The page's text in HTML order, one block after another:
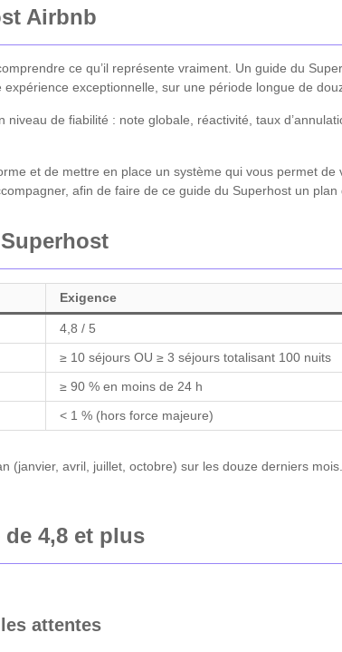
Airbnb
ce qu’il représente vraiment. Un guide du
exceptionnelle, sur une période longue de
de fiabilité : note globale, réactivité, taux
et de mettre en place un système qui vous permet
afin de faire de ce guide du Superhost un plan
Exigence
4,8 / 5
≥ 10 séjours OU ≥ 3 séjours totalisant 100 nuits
≥ 90 % en moins de 24 h
< 1 % (hors force majeure)
(janvier, avril, juillet, octobre) sur les douze derniers
4,8 et plus
attentes